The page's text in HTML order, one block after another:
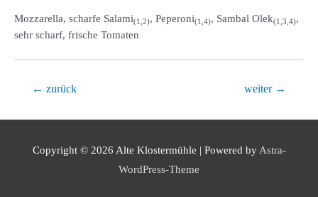
Mozzarella, scharfe Salami(1,2), Peperoni(1,4), Sambal Olek(1,3,4),
sehr scharf, frische Tomaten
Beitragsnavigation
← zurück weiter →
Copyright © 2026 Alte Klostermühle | Powered by Astra-
WordPress-Theme